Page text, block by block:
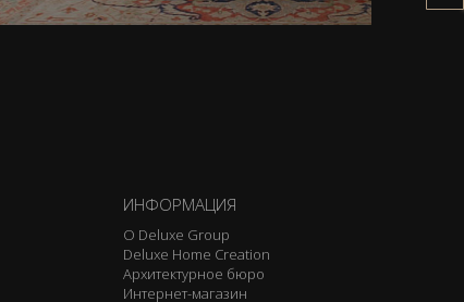
ИНФОРМАЦИЯ
О Deluxe Group
Deluxe Home Creation
Архитектурное бюро
Интернет-магазин